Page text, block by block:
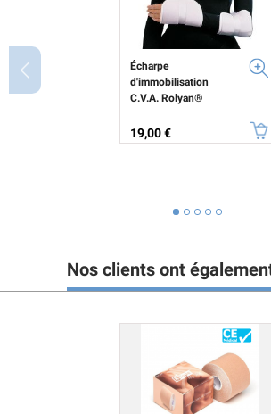
Écharpe
d'immobilisation
C.V.A. Rolyan®
Prix
19,00 €
Nos clients ont